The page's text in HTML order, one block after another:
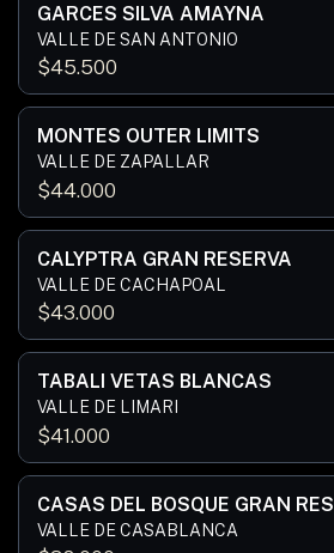
GARCES SILVA AMAYNA
VALLE DE SAN ANTONIO
$45.500
MONTES OUTER LIMITS
VALLE DE ZAPALLAR
$44.000
CALYPTRA GRAN RESERVA
VALLE DE CACHAPOAL
$43.000
TABALI VETAS BLANCAS
VALLE DE LIMARI
$41.000
CASAS DEL BOSQUE GRAN
VALLE DE CASABLANCA